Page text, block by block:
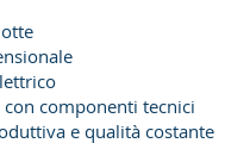
componenti tecnici
e qualità costante